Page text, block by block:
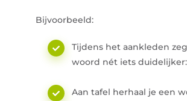
Bijvoorbeeld:
Tijdens het aankleden
woord nét iets duidelijker:
Aan tafel herhaal je een